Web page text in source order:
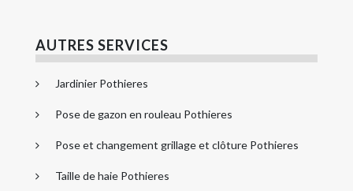
AUTRES SERVICES
Jardinier Pothieres
Pose de gazon en rouleau Pothieres
Pose et changement grillage et clôture Pothieres
Taille de haie Pothieres